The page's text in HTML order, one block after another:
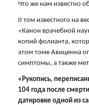
Что же нам известно
II том известного на
«Канон врачебной
копий фолианта,
этом томе Авиценна
симптомы, а также
«Рукопись,
104 года после
датировке одной из